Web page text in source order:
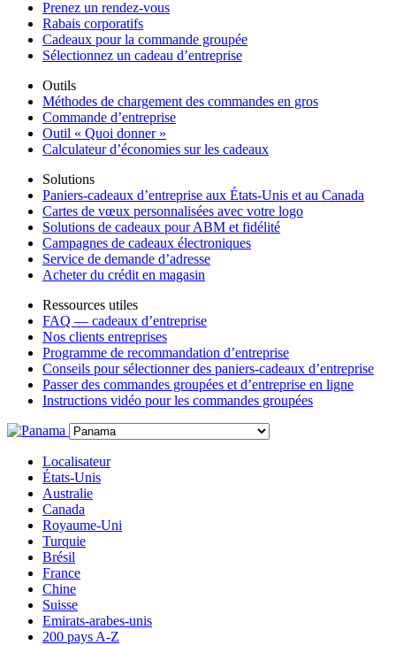
Prenez un rendez-vous
Rabais corporatifs
Cadeaux pour la commande groupée
Sélectionnez un cadeau d’entreprise
Outils
Méthodes de chargement des commandes en gros
Commande d’entreprise
Outil « Quoi donner »
Calculateur d’économies sur les cadeaux
Solutions
Paniers-cadeaux d’entreprise aux États-Unis et au Canada
Cartes de vœux personnalisées avec votre logo
Solutions de cadeaux pour ABM et fidélité
Campagnes de cadeaux électroniques
Service de demande d’adresse
Acheter du crédit en magasin
Ressources utiles
FAQ — cadeaux d’entreprise
Nos clients entreprises
Programme de recommandation d’entreprise
Conseils pour sélectionner des paniers-cadeaux d’entreprise
Passer des commandes groupées et d’entreprise en ligne
Instructions vidéo pour les commandes groupées
Localisateur
États-Unis
Australie
Canada
Royaume-Uni
Turquie
Brésil
France
Chine
Suisse
Emirats-arabes-unis
200 pays A-Z